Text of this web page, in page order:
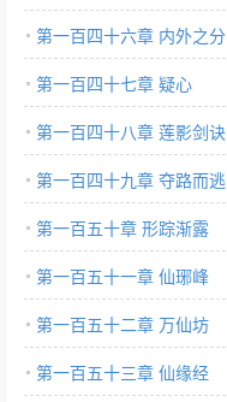
第一百四十六章 内外之分
第一百四十七章 疑心
第一百四十八章 莲影剑诀
第一百四十九章 夺路而逃
第一百五十章 形踪渐露
第一百五十一章 仙琊峰
第一百五十二章 万仙坊
第一百五十三章 仙缘经